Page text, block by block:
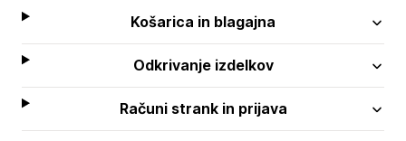
Košarica in blagajna
Odkrivanje izdelkov
Računi strank in prijava